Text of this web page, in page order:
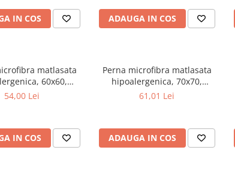
IN COS ADAUGA IN COS
matlasata
60x60,
bilute siliconizate,
54,00 Lei
IN COS
Perna microfibra matlasata
hipoalergenica, 70x70,
umplutura bilute siliconizate,
61,01 Lei
ADAUGA IN COS